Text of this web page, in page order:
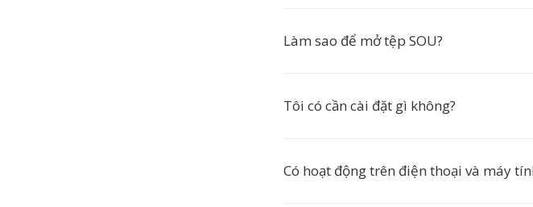
Làm sao để mở tệp SOU?
Tôi có cần cài đặt gì không?
Có hoạt động trên điện thoại và máy